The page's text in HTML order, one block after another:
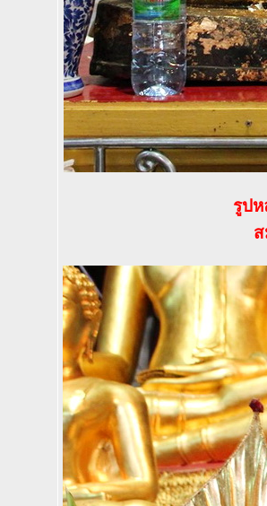
รูปห